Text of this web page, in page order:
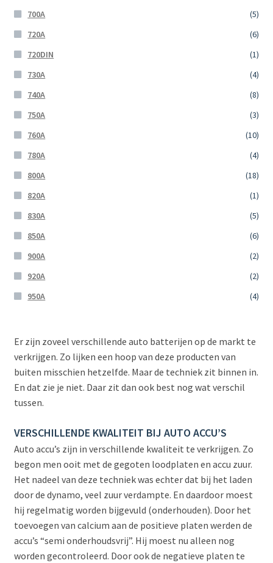
700A
(5)
720A
(6)
720DIN
(1)
730A
(4)
740A
(8)
750A
(3)
760A
(10)
780A
(4)
800A
(18)
820A
(1)
830A
(5)
850A
(6)
900A
(2)
920A
(2)
950A
(4)
Er zijn zoveel verschillende auto batterijen op de markt te
verkrijgen. Zo lijken een hoop van deze producten van
buiten misschien hetzelfde. Maar de techniek zit binnen in.
En dat zie je niet. Daar zit dan ook best nog wat verschil
tussen.
VERSCHILLENDE KWALITEIT BIJ AUTO ACCU’S
Auto accu’s zijn in verschillende kwaliteit te verkrijgen. Zo
begon men ooit met de gegoten loodplaten en accu zuur.
Het nadeel van deze techniek was echter dat bij het laden
door de dynamo, veel zuur verdampte. En daardoor moest
hij regelmatig worden bijgevuld (onderhouden). Door het
toevoegen van calcium aan de positieve platen werden de
accu’s “semi onderhoudsvrij”. Hij moest nu alleen nog
worden gecontroleerd. Door ook de negatieve platen te